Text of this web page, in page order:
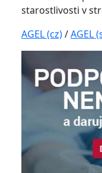
starostlivosti v
AGEL (cz)/AGEL